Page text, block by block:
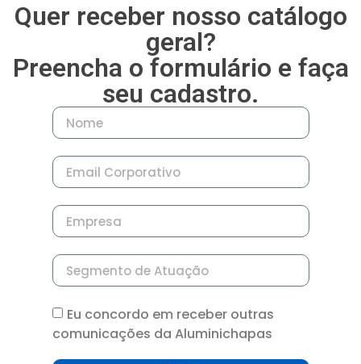
Quer receber nosso catálogo
geral?
Preencha o formulário e faça
seu cadastro.
Eu concordo em receber outras
comunicações da Aluminichapas